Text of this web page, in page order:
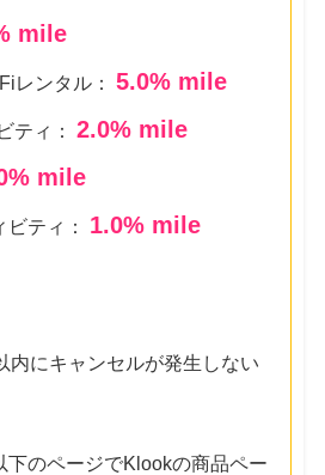
mile
レンタル：5.0% mile
ティ：2.0% mile
% mile
ビティ： 1.0% mile
にキャンセルが発生しない
下のページでKlookの商品ペー